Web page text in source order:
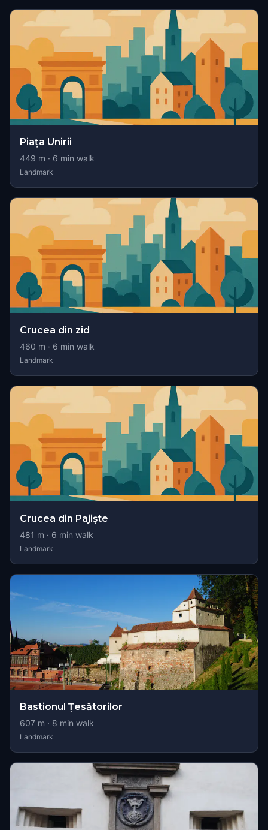
Piața Unirii
449 m · 6 min walk
Landmark
Crucea din zid
460 m · 6 min walk
Landmark
Crucea din Pajiște
481 m · 6 min walk
Landmark
Bastionul Țesătorilor
607 m · 8 min walk
Landmark